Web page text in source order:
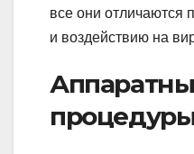
все они отличаются
и воздействию на